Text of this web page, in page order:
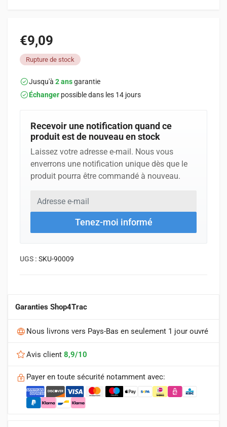
€9,09
Rupture de stock
Jusqu'à 2 ansgarantie
Échanger possible dans les 14 jours
Recevoir une notification quand ce
produit est de nouveau en stock
Laissez votre adresse e-mail. Nous vous
enverrons une notification unique dès que le
produit pourra être commandé à nouveau.
Laissez ce champ vide
Tenez-moi informé
UGS : SKU-90009
Garanties Shop4Trac
Nous livrons vers Pays-Bas en seulement 1 jour ouvré
Avis client 8,9/10
Payer en toute sécurité notamment avec: